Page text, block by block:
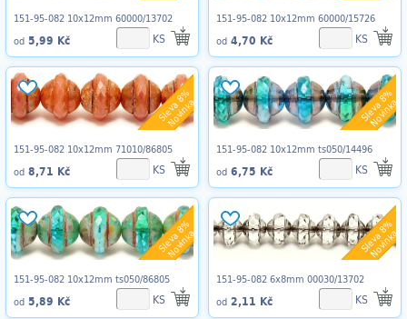
151-95-082 10x12mm 60000/13702
od 5,99 Kč KS
151-95-082 10x12mm 60000/15726
od 4,70 Kč KS
Sleva 8%
Novinka
151-95-082 10x12mm 71010/86805
od 8,71 Kč KS
Sleva 8%
Novinka
151-95-082 10x12mm ts050/14496
od 6,75 Kč KS
Sleva 8%
Novinka
151-95-082 10x12mm ts050/86805
od 5,89 Kč KS
Sleva 8%
Novinka
151-95-082 6x8mm 00030/13702
od 2,11 Kč KS